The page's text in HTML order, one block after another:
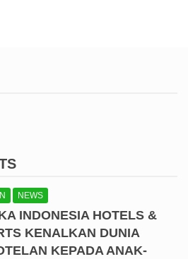
NEWS
INDONESIA HOTELS &
KENALKAN DUNIA
KEPADA ANAK-